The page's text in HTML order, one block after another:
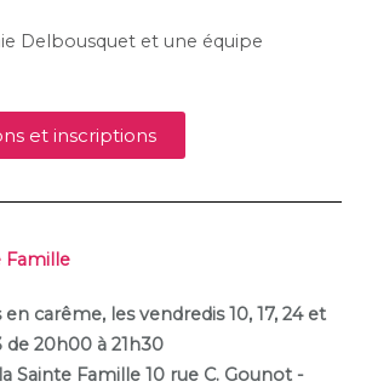
Delbousquet et une équipe
et inscriptions
Famille
carême, les vendredis 10, 17, 24 et
de 20h00 à 21h30
Sainte Famille 10 rue C. Gounot -